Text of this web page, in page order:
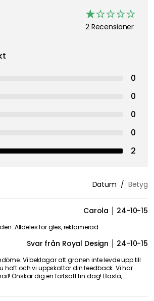
2 Recensioner
0
0
0
0
2
Datum Betyg
Carola 24-10-15
Alldeles för gles, reklamerad.
Svar från Royal Design 24-10-15
Vi beklagar att granen inte levde upp till
haft och vi uppskattar din feedback. Vi har
Önskar dig en fortsatt fin dag! Bästa,